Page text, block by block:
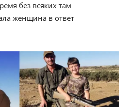
без всяких там
женщина в ответ